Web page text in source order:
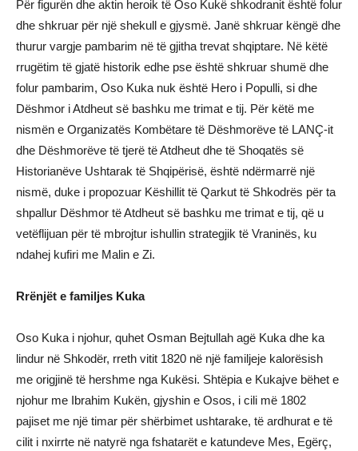
Për figurën dhe aktin heroik të Oso Kukë shkodranit është folur
dhe shkruar për një shekull e gjysmë. Janë shkruar këngë dhe
thurur vargje pambarim në të gjitha trevat shqiptare. Në këtë
rrugëtim të gjatë historik edhe pse është shkruar shumë dhe
folur pambarim, Oso Kuka nuk është Hero i Populli, si dhe
Dëshmor i Atdheut së bashku me trimat e tij. Për këtë me
nismën e Organizatës Kombëtare të Dëshmorëve të LANÇ-it
dhe Dëshmorëve të tjerë të Atdheut dhe të Shoqatës së
Historianëve Ushtarak të Shqipërisë, është ndërmarrë një
nismë, duke i propozuar Këshillit të Qarkut të Shkodrës për ta
shpallur Dëshmor të Atdheut së bashku me trimat e tij, që u
vetëflijuan për të mbrojtur ishullin strategjik të Vraninës, ku
ndahej kufiri me Malin e Zi.
Rrënjët e familjes Kuka
Oso Kuka i njohur, quhet Osman Bejtullah agë Kuka dhe ka
lindur në Shkodër, rreth vitit 1820 në një familjeje kalorësish
me origjinë të hershme nga Kukësi. Shtëpia e Kukajve bëhet e
njohur me Ibrahim Kukën, gjyshin e Osos, i cili më 1802
pajiset me një timar për shërbimet ushtarake, të ardhurat e të
cilit i nxirrte në natyrë nga fshatarët e katundeve Mes, Egërç,